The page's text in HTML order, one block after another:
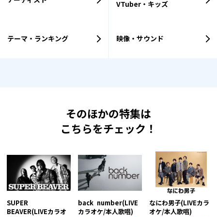
VTuber・キッズ
テーマ・ランキング 映像・サウンド
そのほかの特集は
こちらをチェック！
SUPER
BEAVER(LIVEカラオ
back number(LIVE
カラオケ/本人歌唱)
なにわ男子(LIVEカラ
オケ/本人歌唱)